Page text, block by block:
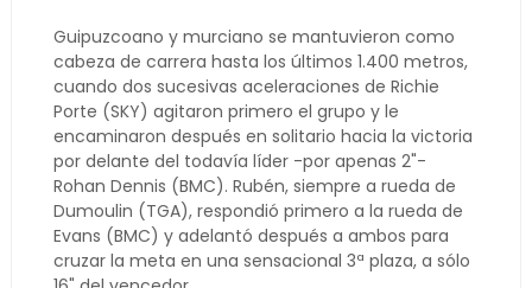
Guipuzcoano y murciano se mantuvieron como
cabeza de carrera hasta los últimos 1.400 metros,
cuando dos sucesivas aceleraciones de Richie
Porte (SKY) agitaron primero el grupo y le
encaminaron después en solitario hacia la victoria
por delante del todavía líder -por apenas 2"-
Rohan Dennis (BMC). Rubén, siempre a rueda de
Dumoulin (TGA), respondió primero a la rueda de
Evans (BMC) y adelantó después a ambos para
cruzar la meta en una sensacional 3ª plaza, a sólo